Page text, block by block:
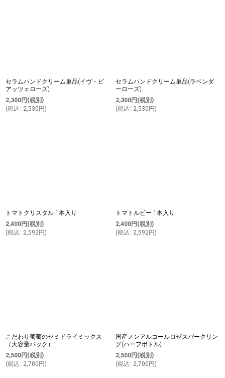
セラムハンドクリーム単品(イヴ・ピ
アッツェローズ)
2,300円 (税別)
(税込 : 2,530 円)
セラムハンドクリーム単品(ラベンダ
ーローズ)
2,300円 (税別)
(税込 : 2,530 円)
トマトクリスタル 1本入り
2,400円 (税別)
(税込 : 2,592円)
トマトルビー 1本入り
2,400円 (税別)
(税込 : 2,592円)
こだわり葡萄のセミドライミックス
（大容量パック）
2,500円 (税別)
(税込 : 2,700 円)
国産ノンアルコールロゼスパークリン
グ(ハーフボトル)
2,500円 (税別)
(税込 : 2,700 円)